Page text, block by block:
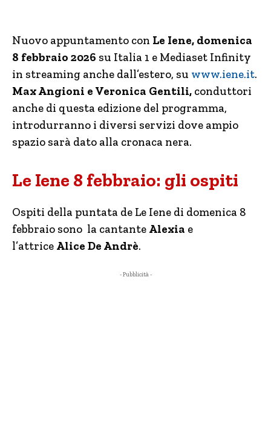
Nuovo appuntamento con Le Iene, domenica
8 febbraio 2026 su Italia 1 e Mediaset Infinity
in streaming anche dall’estero, su www.iene.it.
Max Angioni e Veronica Gentili, conduttori
anche di questa edizione del programma,
introdurranno i diversi servizi dove ampio
spazio sarà dato alla cronaca nera.
Le Iene 8 febbraio: gli ospiti
Ospiti della puntata de Le Iene di domenica 8
febbraio sono la cantante Alexia e
l’attrice Alice De Andrè.
- Pubblicità -